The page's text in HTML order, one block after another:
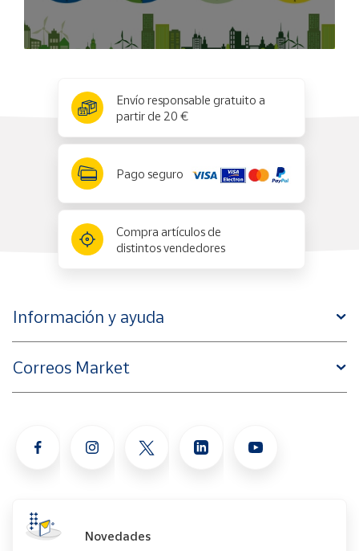
Envío responsable gratuito a
partir de 20 €
Pago seguro
Compra artículos de
distintos vendedores
Información y ayuda
Correos Market
Novedades